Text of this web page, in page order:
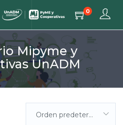
0
Mipyme y
UnADM
Orden predeterminada